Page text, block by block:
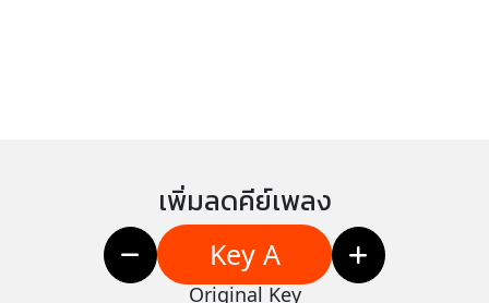
เพิ่มลดคีย์เพลง
Key A
Original Key